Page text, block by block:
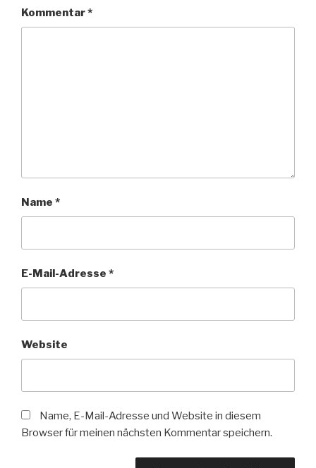
Kommentar*
Name *
E-Mail-Adresse *
Website
Name, E-Mail-Adresse und Website in diesem
Browser für meinen nächsten Kommentar speichern.